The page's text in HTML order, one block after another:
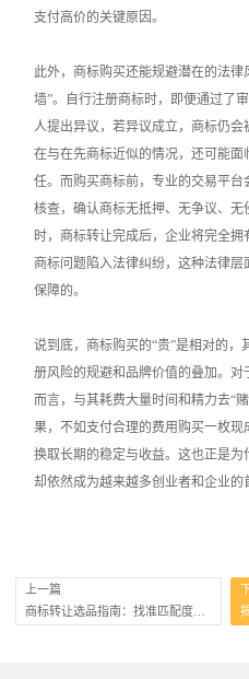
支付高价的关键原因。
此外，商标购买还能规避潜在的法律
墙”。自行注册商标时，即便通过了
人提出异议，若异议成立，商标仍
在与在先商标近似的情况，还可能
任。而购买商标前，专业的交易平
核查，确认商标无抵押、无争议、无
时，商标转让完成后，企业将完全
商标问题陷入法律纠纷，这种法律
保障的。
说到底，商标购买的“贵”是相对的
册风险的规避和品牌价值的叠加。
而言，与其耗费大量时间和精力去“
果，不如支付合理的费用购买一枚
换取长期的稳定与收益。这也正是为
却依然成为越来越多创业者和企业的
上一篇